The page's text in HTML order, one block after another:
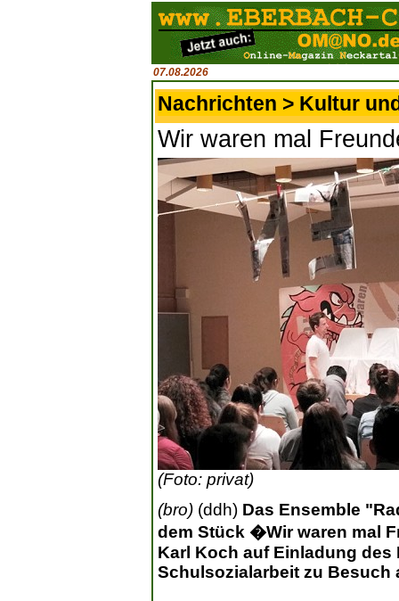
07.08.2026
Nachrichten > Kultur
Wir waren mal
(Foto: privat)
(bro) (ddh) Das Ensemble
dem Stück �Wir waren mal
Karl Koch auf Einladung
Schulsozialarbeit zu Besuch